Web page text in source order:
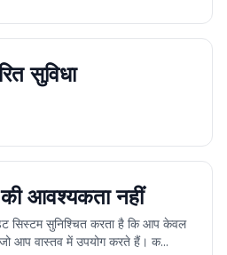
सुविधा
आवश्यकता नहीं
सिस्टम सुनिश्चित करता है कि आप केवल
आप वास्तव में उपयोग करते हैं। क...